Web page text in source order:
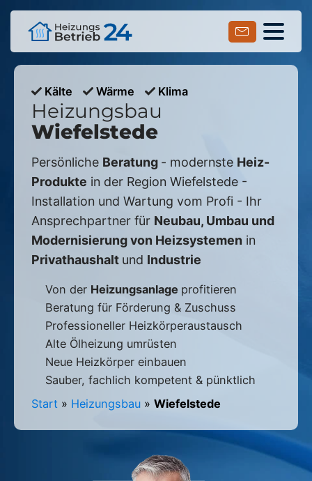
Kälte Wärme Klima
Heizungsbau
Wiefelstede
Persönliche Beratung - modernste Heiz-
Produkte in der Region Wiefelstede -
Installation und Wartung vom Profi - Ihr
Ansprechpartner für Neubau, Umbau und
Modernisierung von Heizsystemen in
Privathaushalt und Industrie
Von der Heizungsanlage profitieren
Beratung für Förderung & Zuschuss
Professioneller Heizkörperaustausch
Alte Ölheizung umrüsten
Neue Heizkörper einbauen
Sauber, fachlich kompetent & pünktlich
Start » Heizungsbau » Wiefelstede